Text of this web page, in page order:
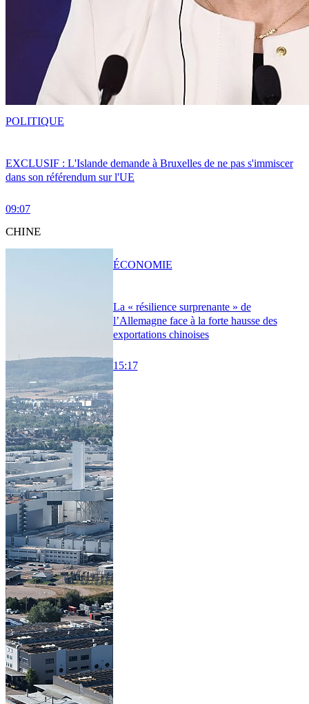
EXCLUSIF : L'Islande demande à Bruxelles de ne pas s'immiscer
dans son référendum sur l'UE
09:07
POLITIQUE
CHINE
La « résilience surprenante » de
l’Allemagne face à la forte hausse des
exportations chinoises
15:17
ÉCONOMIE